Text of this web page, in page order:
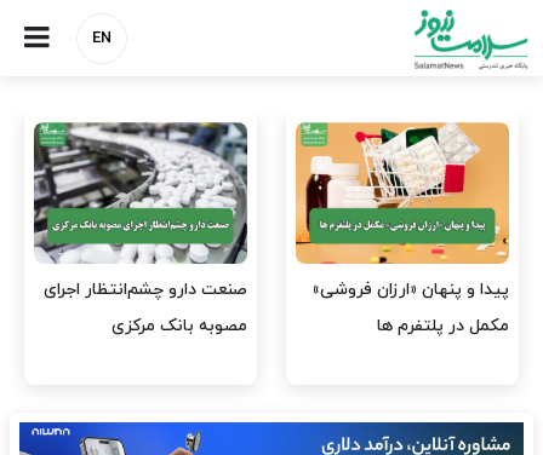
EN
صنعت دارو چشم‌انتظار اجرای
مصوبه بانک مرکزی
هشدار کانون هموفیلی ایران:
۴ هزار بیمار ۸ ماه است